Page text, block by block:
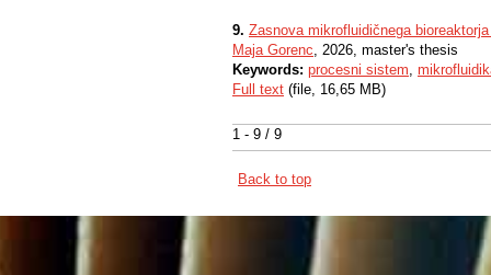
1 - 9 / 9
9. Zasnova mikrofluidičnega
Maja Gorenc, 2026, master's thesis
Keywords: procesni sistem,
Full text (file, 16,65 MB)
Back to top